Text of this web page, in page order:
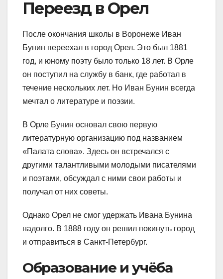
Переезд в Орел
После окончания школы в Воронеже Иван
Бунин переехал в город Орел. Это был 1881
год, и юному поэту было только 18 лет. В Орле
он поступил на службу в банк, где работал в
течение нескольких лет. Но Иван Бунин всегда
мечтал о литературе и поэзии.
В Орле Бунин основал свою первую
литературную организацию под названием
«Палата слова». Здесь он встречался с
другими талантливыми молодыми писателями
и поэтами, обсуждал с ними свои работы и
получал от них советы.
Однако Орел не смог удержать Ивана Бунина
надолго. В 1888 году он решил покинуть город
и отправиться в Санкт-Петербург.
Образование и учёба